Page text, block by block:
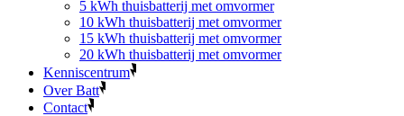
5 kWh thuisbatterij met omvormer
10 kWh thuisbatterij met omvormer
15 kWh thuisbatterij met omvormer
20 kWh thuisbatterij met omvormer
Kenniscentrum
Over Batt
Contact